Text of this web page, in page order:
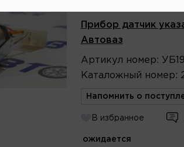
Прибор датчик
Автоваз
Артикул номер :
Каталожный номер :
Напомнить о
В избранное
ожидается